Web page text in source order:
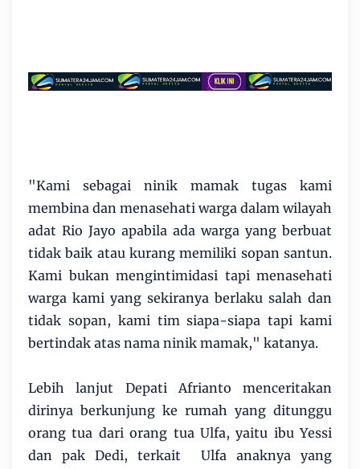
"Kami sebagai ninik mamak tugas kami
membina dan menasehati warga dalam wilayah
adat Rio Jayo apabila ada warga yang berbuat
tidak baik atau kurang memiliki sopan santun.
Kami bukan mengintimidasi tapi menasehati
warga kami yang sekiranya berlaku salah dan
tidak sopan, kami tim siapa-siapa tapi kami
bertindak atas nama ninik mamak," katanya.
Lebih lanjut Depati Afrianto menceritakan
dirinya berkunjung ke rumah yang ditunggu
orang tua dari orang tua Ulfa, yaitu ibu Yessi
dan pak Dedi, terkait Ulfa anaknya yang